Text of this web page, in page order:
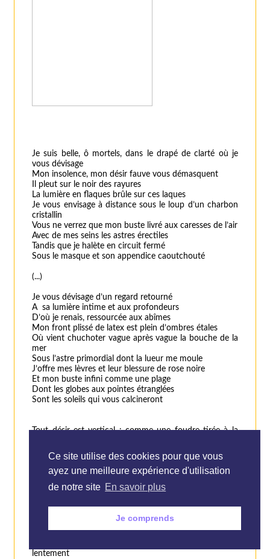
Je suis belle, ô mortels, dans le drapé de clarté où je
vous dévisage
Mon insolence, mon désir fauve vous démasquent
Il pleut sur le noir des rayures
La lumière en flaques brûle sur ces laques
Je vous envisage à distance sous le loup d’un charbon
cristallin
Vous ne verrez que mon buste livré aux caresses de l’air
Avec de mes seins les astres érectiles
Tandis que je halète en circuit fermé
Sous le masque et son appendice caoutchouté
(...)
Je vous dévisage d’un regard retourné
A sa lumière intime et aux profondeurs
D’où je renais, ressourcée aux abîmes
Mon front plissé de latex est plein d’ombres étales
Où vient chuchoter vague après vague la bouche de la
mer
Sous l’astre primordial dont la lueur me moule
J’offre mes lèvres et leur blessure de rose noire
Et mon buste infini comme une plage
Dont les globes aux pointes étranglées
Sont les soleils qui vous calcineront
Tout désir est vertical : comme une foudre tirée à la
Et qui fend le cosmos de son épure
Ma vie s’est relevée d’entre la perte et le deuil
Avec l’apocalypse du sang fouetté
Je parle une langue étrangère
Que bien peu sont capables d’entendre
Et ma fourche de chair au doux tissu gonflée
Vais-je coller ma bouche vulvaire à vos lèvres
lentement
Ce site utilise des cookies pour que vous
ayez une meilleure expérience d'utilisation
de notre site En savoir plus
Je comprends